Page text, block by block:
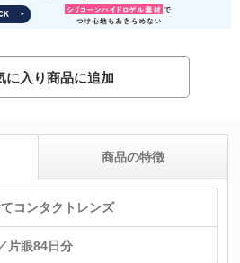
に入り商品に追加
コンタクトレンズ
片眼84日分
商品の特徴